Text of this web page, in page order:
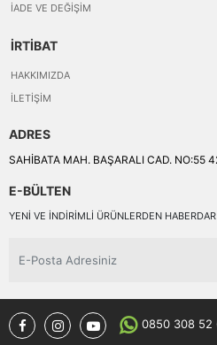
İADE VE DEĞIŞIM
İRTİBAT
HAKKIMIZDA
İLETIŞIM
ADRES
SAHİBATA MAH. BAŞARALI CAD. NO:55
E-BÜLTEN
YENI VE INDIRIMLI ÜRÜNLERDEN
0850 308 52